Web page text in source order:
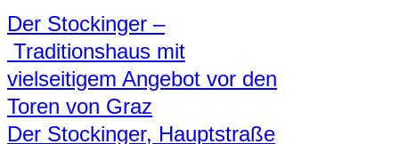
Der Stockinger –
Traditionshaus mit
vielseitigem Angebot vor den
Toren von Graz
Der Stockinger, Hauptstraße